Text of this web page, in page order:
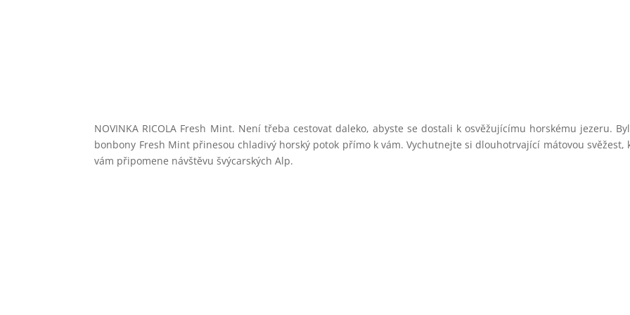
NOVINKA RICOLA Fresh Mint. Není třeba cestovat daleko, abyste se dostali k osvěžujícímu horskému jezeru.
bonbony Fresh Mint přinesou chladivý horský potok přímo k vám. Vychutnejte si dlouhotrvající mátovou svěžest,
vám připomene návštěvu švýcarských Alp.